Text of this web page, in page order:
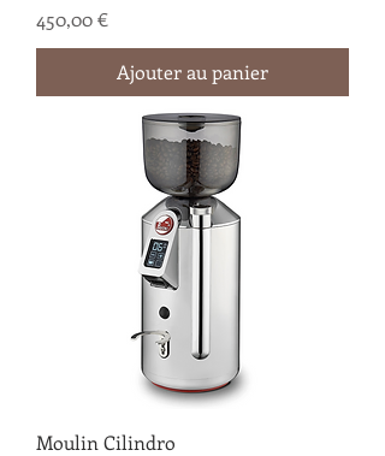
Prix
450,00 €
Ajouter au panier
Moulin Cilindro